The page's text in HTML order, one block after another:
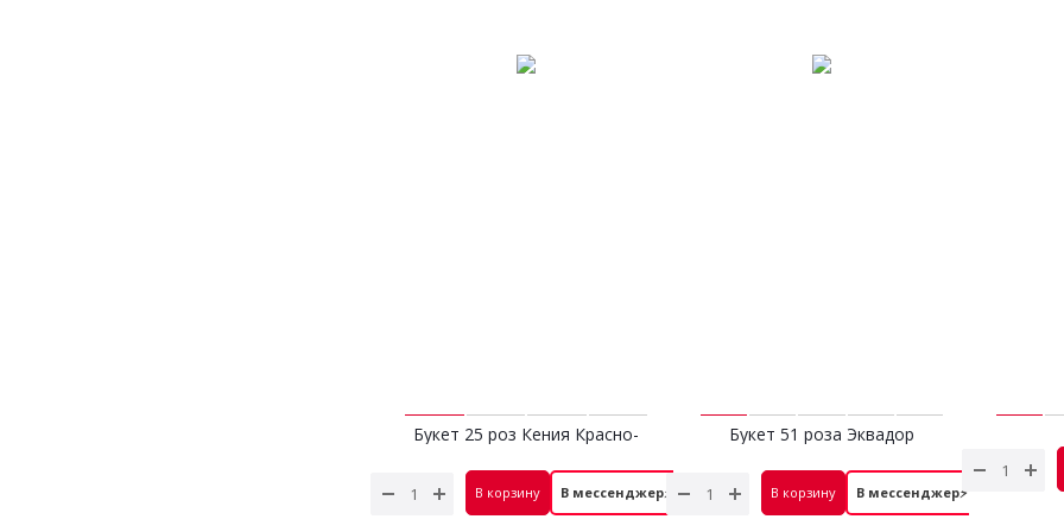
Букет 25 роз Кения Красно-
2 990 руб.
В корзину В мессенджер⚡
Букет 51 роза Эквадор
14 900 руб.
В корзину В мессенджер⚡